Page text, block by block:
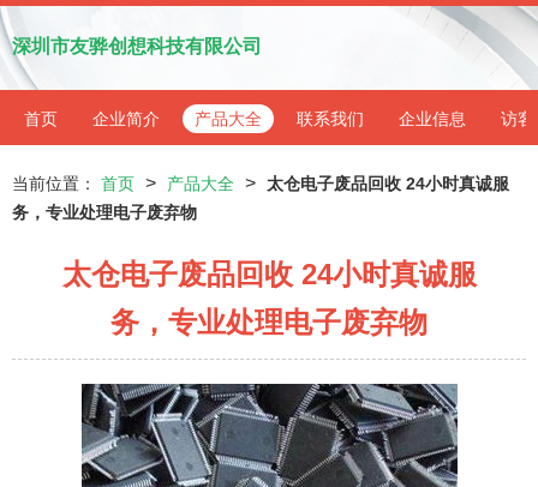
深圳市友骅创想科技有限公司
首页 企业简介 产品大全 联系我们 企业信息 访客
当前位置： 首页 > 产品大全 > 太仓电子废品回收 24小时真诚服
务，专业处理电子废弃物
太仓电子废品回收 24小时真诚服
务，专业处理电子废弃物